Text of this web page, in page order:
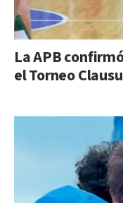
La APB
el Torneo